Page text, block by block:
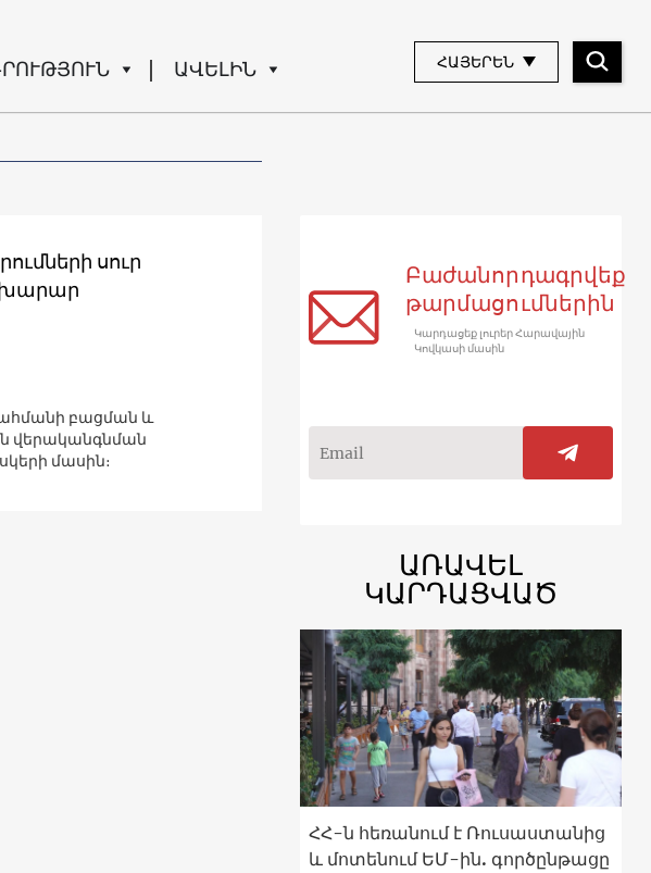
ԱՎԵԼԻՆ ՀԱՅԵՐԵՆ
սուր
բացման և
վերականգնման
մասին։
Բաժանորդագրվեք
թարմացումներին
Կարդացեք լուրեր Հարավային
Կովկասի մասին
ԱՌԱՎԵԼ
ԿԱՐԴԱՑՎԱԾ
ՀՀ-ն հեռանում է Ռուսաստանից
և մոտենում ԵՄ-ին. գործընթացը